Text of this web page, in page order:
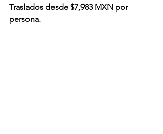
Traslados desde $7,983 MXN por
persona.